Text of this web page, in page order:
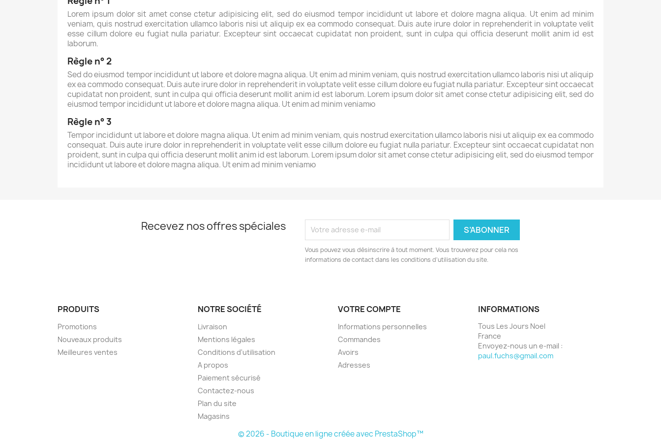
Lorem ipsum dolor sit amet conse ctetur adipisicing elit, sed do eiusmod tempor incididunt ut labore et dolore magna aliqua. Ut enim ad minim
veniam, quis nostrud exercitation ullamco laboris nisi ut aliquip ex ea commodo consequat. Duis aute irure dolor in reprehenderit in voluptate velit
esse cillum dolore eu fugiat nulla pariatur. Excepteur sint occaecat cupidatat non proident, sunt in culpa qui officia deserunt mollit anim id est
laborum.
Règle n° 2
Sed do eiusmod tempor incididunt ut labore et dolore magna aliqua. Ut enim ad minim veniam, quis nostrud exercitation ullamco laboris nisi ut aliquip
ex ea commodo consequat. Duis aute irure dolor in reprehenderit in voluptate velit esse cillum dolore eu fugiat nulla pariatur. Excepteur sint occaecat
cupidatat non proident, sunt in culpa qui officia deserunt mollit anim id est laborum. Lorem ipsum dolor sit amet conse ctetur adipisicing elit, sed do
eiusmod tempor incididunt ut labore et dolore magna aliqua. Ut enim ad minim veniamю
Règle n° 3
Tempor incididunt ut labore et dolore magna aliqua. Ut enim ad minim veniam, quis nostrud exercitation ullamco laboris nisi ut aliquip ex ea commodo
consequat. Duis aute irure dolor in reprehenderit in voluptate velit esse cillum dolore eu fugiat nulla pariatur. Excepteur sint occaecat cupidatat non
proident, sunt in culpa qui officia deserunt mollit anim id est laborum. Lorem ipsum dolor sit amet conse ctetur adipisicing elit, sed do eiusmod tempor
incididunt ut labore et dolore magna aliqua. Ut enim ad minim veniamю
Recevez nos offres spéciales
Vous pouvez vous désinscrire à tout moment. Vous trouverez pour cela nos
informations de contact dans les conditions d'utilisation du site.
PRODUITS
Promotions
Nouveaux produits
Meilleures ventes
NOTRE SOCIÉTÉ
Livraison
Mentions légales
Conditions d'utilisation
A propos
Paiement sécurisé
Contactez-nous
Plan du site
Magasins
VOTRE COMPTE
Informations personnelles
Commandes
Avoirs
Adresses
INFORMATIONS
Tous Les Jours Noel
France
Envoyez-nous un e-mail :
paul.fuchs@gmail.com
© 2026 - Boutique en ligne créée avec PrestaShop™